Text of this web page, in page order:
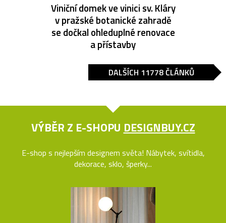
Viniční domek ve vinici sv. Kláry
v pražské botanické zahradě
se dočkal ohleduplné renovace
a přístavby
DALŠÍCH 11778 ČLÁNKŮ
VÝBĚR Z E-SHOPU DESIGNBUY.CZ
E-shop s nejlepším designem světa! Nábytek, svítidla,
dekorace, sklo, šperky...